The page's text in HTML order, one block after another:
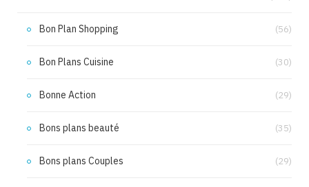
Bon Plan Shopping (56)
Bon Plans Cuisine (30)
Bonne Action (29)
Bons plans beauté (35)
Bons plans Couples (29)